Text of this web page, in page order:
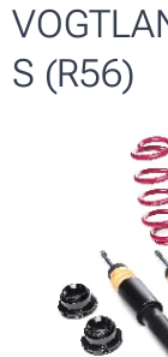
S (R56)